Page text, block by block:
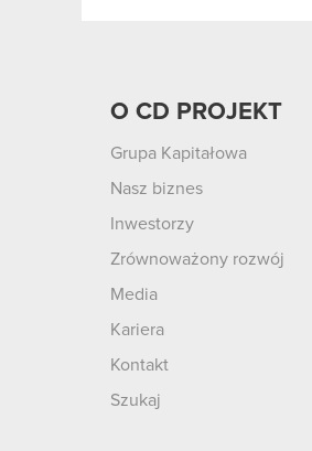
O CD PROJEKT
Grupa Kapitałowa
Nasz biznes
Inwestorzy
Zrównoważony rozwój
Media
Kariera
Kontakt
Szukaj